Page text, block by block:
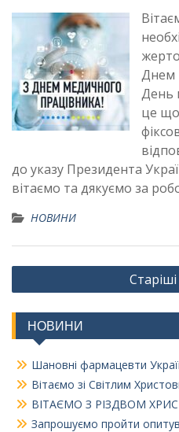
Днем
День
це
до указу Президента
вітаємо та дякуємо за
НОВИНИ
Навігація
за
записами
НОВИНИ
Шановні фармацевти
Вітаємо зі Світлим
ВІТАЄМО З РІЗДВОМ
Запрошуємо пройти